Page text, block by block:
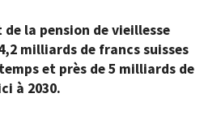
de la pension de vieillesse
milliards de francs suisses
et près de 5 milliards de
à 2030.